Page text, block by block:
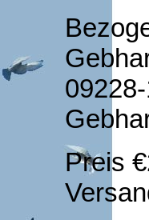
Preis